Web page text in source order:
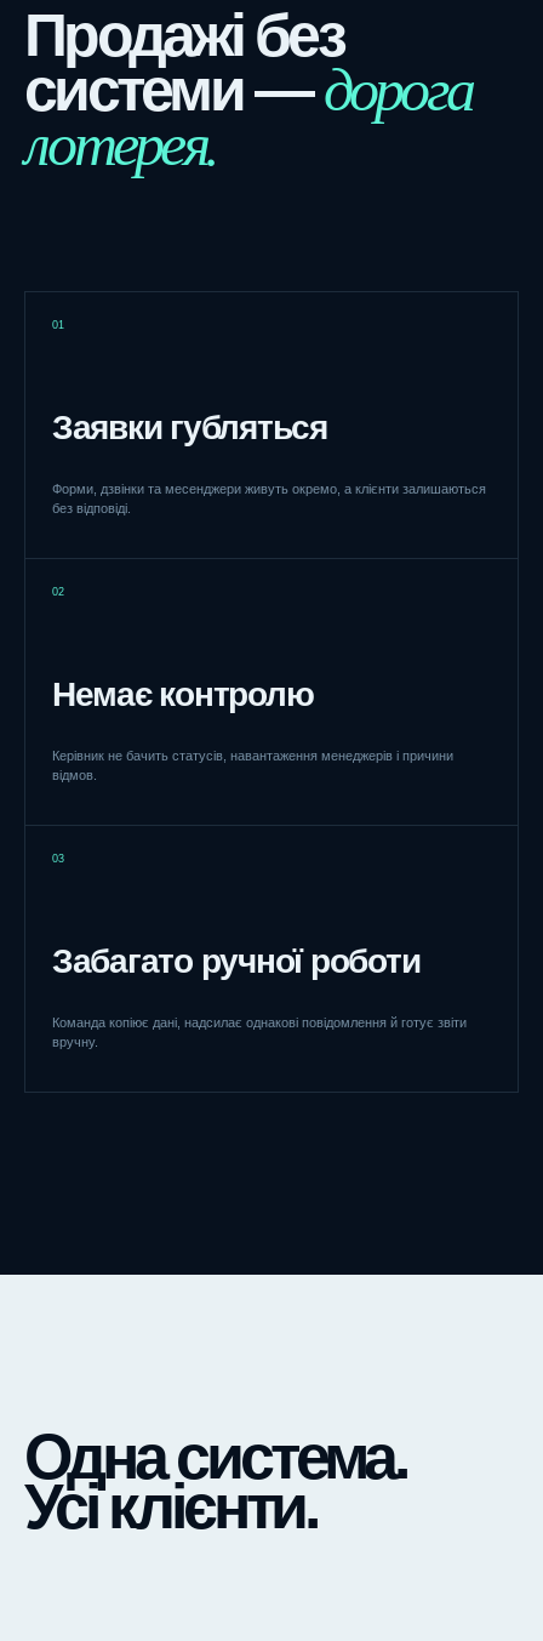
Продажі без
системи —дорога
лотерея.
01
Заявки губляться
Форми, дзвінки та месенджери живуть окремо, а клієнти залишаються
без відповіді.
02
Немає контролю
Керівник не бачить статусів, навантаження менеджерів і причини
відмов.
03
Забагато ручної роботи
Команда копіює дані, надсилає однакові повідомлення й готує звіти
вручну.
Одна система.
Усі клієнти.